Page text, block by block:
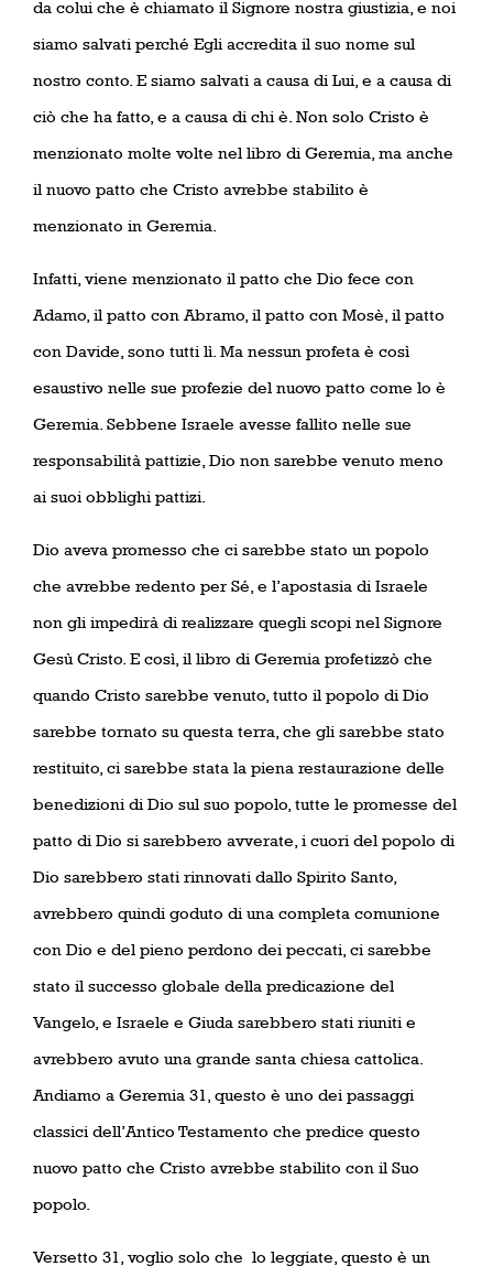
da colui che è chiamato il Signore nostra giustizia, e noi
siamo salvati perché Egli accredita il suo nome sul
nostro conto. E siamo salvati a causa di Lui, e a causa di
ciò che ha fatto, e a causa di chi è. Non solo Cristo è
menzionato molte volte nel libro di Geremia, ma anche
il nuovo patto che Cristo avrebbe stabilito è
menzionato in Geremia.
Infatti, viene menzionato il patto che Dio fece con
Adamo, il patto con Abramo, il patto con Mosè, il patto
con Davide, sono tutti lì. Ma nessun profeta è così
esaustivo nelle sue profezie del nuovo patto come lo è
Geremia. Sebbene Israele avesse fallito nelle sue
responsabilità pattizie, Dio non sarebbe venuto meno
ai suoi obblighi pattizi.
Dio aveva promesso che ci sarebbe stato un popolo
che avrebbe redento per Sé, e l’apostasia di Israele
non gli impedirà di realizzare quegli scopi nel Signore
Gesù Cristo. E così, il libro di Geremia profetizzò che
quando Cristo sarebbe venuto, tutto il popolo di Dio
sarebbe tornato su questa terra, che gli sarebbe stato
restituito, ci sarebbe stata la piena restaurazione delle
benedizioni di Dio sul suo popolo, tutte le promesse del
patto di Dio si sarebbero avverate, i cuori del popolo di
Dio sarebbero stati rinnovati dallo Spirito Santo,
avrebbero quindi goduto di una completa comunione
con Dio e del pieno perdono dei peccati, ci sarebbe
stato il successo globale della predicazione del
Vangelo, e Israele e Giuda sarebbero stati riuniti e
avrebbero avuto una grande santa chiesa cattolica.
Andiamo a Geremia 31, questo è uno dei passaggi
classici dell’Antico Testamento che predice questo
nuovo patto che Cristo avrebbe stabilito con il Suo
popolo.
Versetto 31, voglio solo che lo leggiate, questo è un